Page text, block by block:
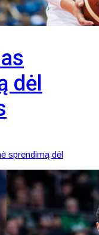
dėl
sprendimą dėl